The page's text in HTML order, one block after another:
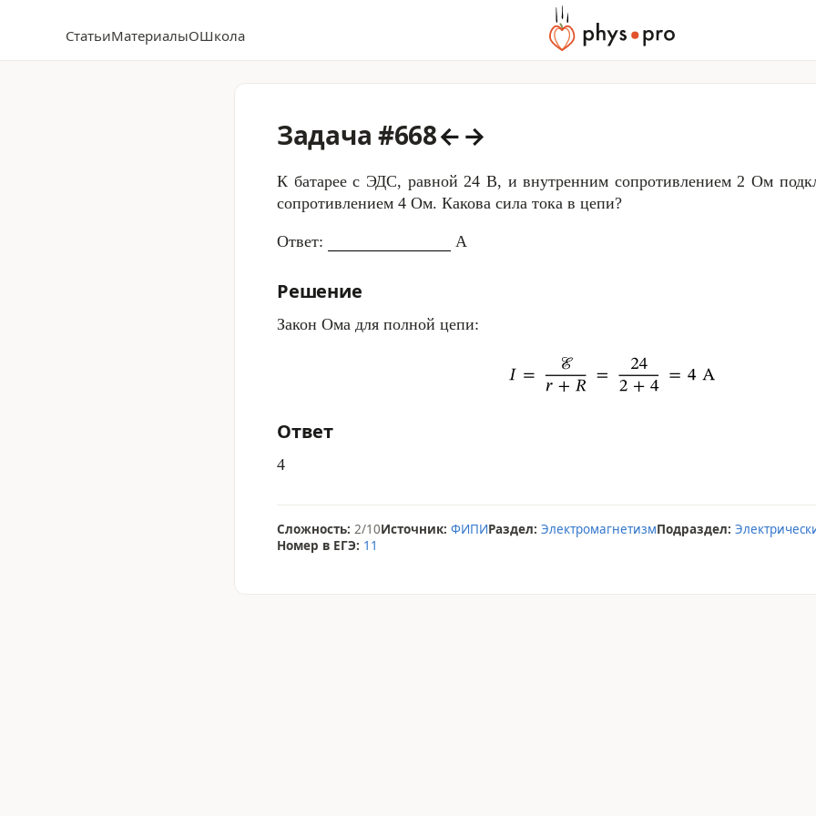
СтатьиМатериалыОШкола
Задача #668←→
К батарее с ЭДС, равной24 В, и внутренним сопротивлением2 Ом
сопротивлением 4 Ом. Какова сила тока в цепи?
Ответ: А
Решение
Закон Ома для полной цепи:
Ответ
4
Сложность: 2/10Источник: ФИПИРаздел: ЭлектромагнетизмПодраздел:
Номер в ЕГЭ: 11